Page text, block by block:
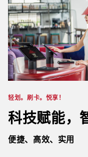
轻划。刷卡。悦享！
科技赋能，
便捷、高效、实用